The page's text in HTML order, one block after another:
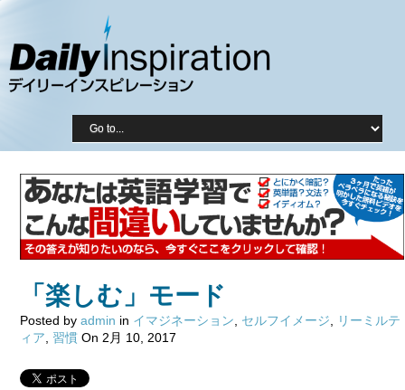
「楽しむ」モード
Posted by admin in イマジネーション セルフイメージ
リーミルテ
ィア
習慣 On 2月 10, 2017